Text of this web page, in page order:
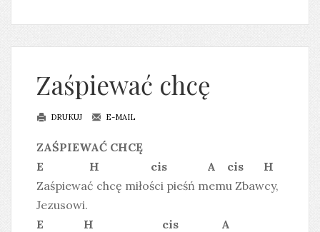
Zaśpiewać chcę
DRUKUJ E-MAIL
ZAŚPIEWAĆ CHCĘ
E H cis A cis H
Zaśpiewać chcę miłości pieśń memu Zbawcy,
Jezusowi.
E H cis A